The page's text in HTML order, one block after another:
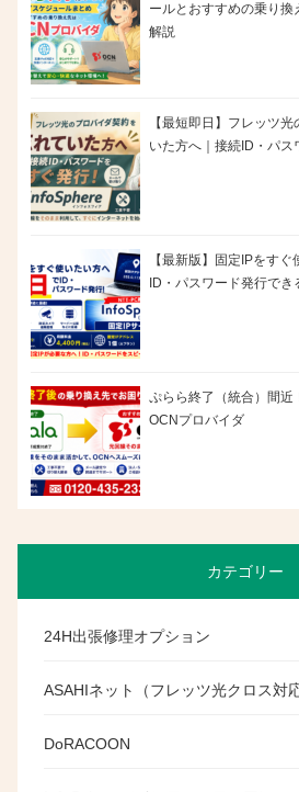
ールとおすすめの乗り換
解説
【最短即日】フレッツ
いた方へ｜接続ID・パス
【最新版】固定IPをす
ID・パスワード発行でき
ぷらら終了（統合）間近
OCNプロバイダ
カテゴリー
24H出張修理オプション
ASAHIネット（フレッツ光クロス対応
DoRACOON